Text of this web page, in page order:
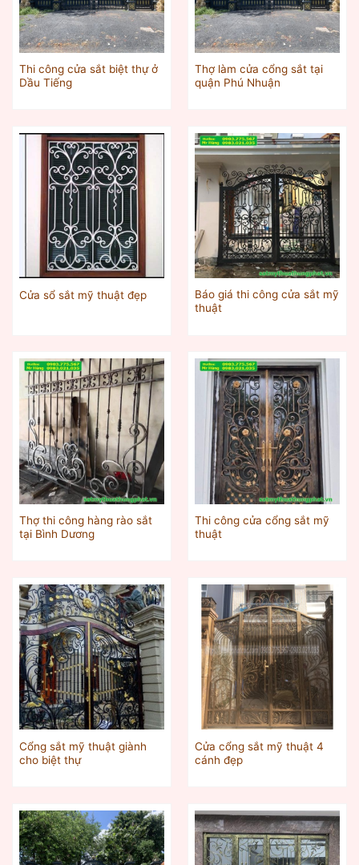
Thi công cửa sắt biệt thự ở
Dầu Tiếng
Thợ làm cửa cổng sắt tại
quận Phú Nhuận
Cửa sổ sắt mỹ thuật đẹp
Báo giá thi công cửa sắt mỹ
thuật
Thợ thi công hàng rào sắt
tại Bình Dương
Thi công cửa cổng sắt mỹ
thuật
Cổng sắt mỹ thuật giành
cho biệt thự
Cửa cổng sắt mỹ thuật 4
cánh đẹp